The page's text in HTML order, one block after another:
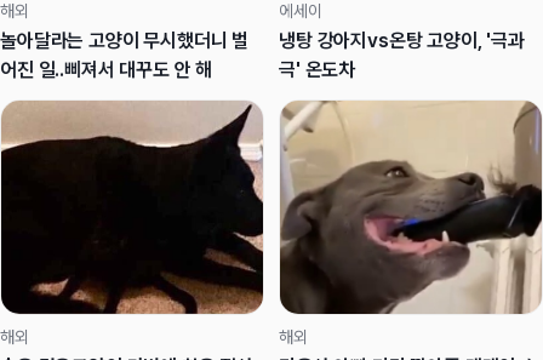
해외
놀아달라는 고양이 무시했더니 벌
어진 일..삐져서 대꾸도 안 해
에세이
냉탕 강아지vs온탕 고양이, '극과
극' 온도차
해외 해외